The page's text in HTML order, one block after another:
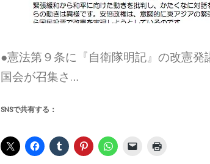
●憲法第９条に『自衛隊明記』の改憲
国会が召集さ…
SNSで共有する：